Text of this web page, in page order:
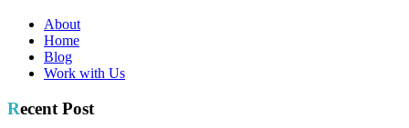
About
Home
Blog
Work with Us
Recent Post